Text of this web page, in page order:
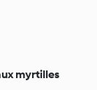
myrtilles